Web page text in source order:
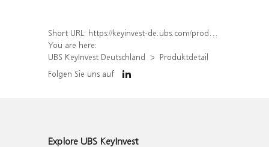
Short URL: https://keyinvest-de.ubs.com/produkt/detail/index/isin/DE000WA7L9J0
You are here:
UBS KeyInvest Deutschland
Produktdetail
Folgen Sie uns auf
Explore UBS KeyInvest